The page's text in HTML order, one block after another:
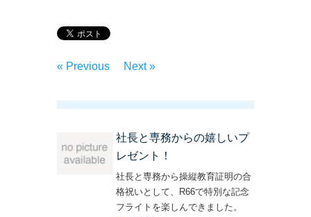
« Previous Next »
社長と専務からの嬉しいプ
レゼント！
社長と専務から操縦教育証明の合
格祝いとして、R66で特別な記念
フライトを楽しんできました。